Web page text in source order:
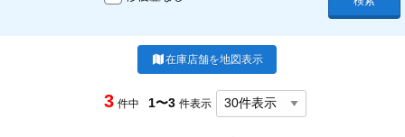
在庫店舗を地図表示
3 件中 1〜3 件表示